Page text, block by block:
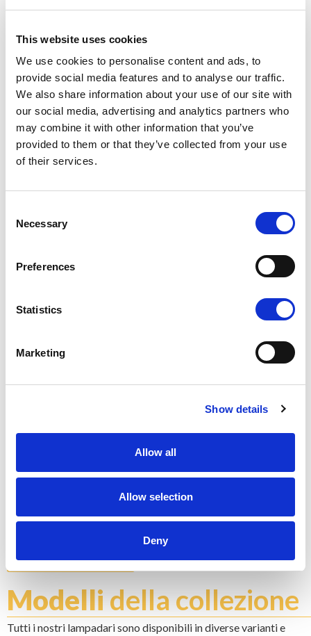
This website uses cookies
We use cookies to personalise content and ads, to
provide social media features and to analyse our traffic.
We also share information about your use of our site with
our social media, advertising and analytics partners who
may combine it with other information that you’ve
provided to them or that they’ve collected from your use
of their services.
Selection
Necessary
Preferences
Statistics
Marketing
Show details
Allow all
Allow selection
Deny
C - CRISTALLO
C - CROMO LUCIDO
K - POLISHED GOLD
Non fermarti a ciò che vedi, ogni prodotto è
personalizzabile nel colore e finitura che preferisci
Esplora color chart
Modellidella collezione
Tutti i nostri lampadari sono disponibili in diverse varianti e